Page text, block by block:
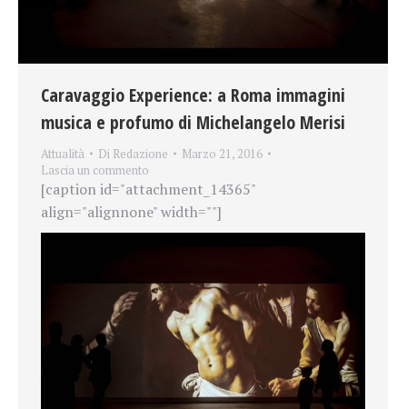
Caravaggio Experience: a Roma immagini
musica e profumo di Michelangelo Merisi
Attualità Di Redazione
Marzo 21, 2016
Lascia un commento
[caption id="attachment_14365"
align="alignnone" width=""]